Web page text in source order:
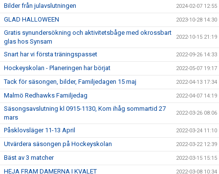
Bilder från julavslutningen 2024-02-07 12:55
GLAD HALLOWEEN 2023-10-28 14:30
Gratis synundersökning och aktivitetsbåge med okrossbart
glas hos Synsam
2022-10-15 21:19
Snart har vi första träningspasset 2022-09-26 14:33
Hockeyskolan - Planeringen har börjat 2022-05-07 19:17
Tack för säsongen, bilder, Familjedagen 15 maj 2022-04-13 17:34
Malmö Redhawks Familjedag 2022-04-07 14:19
Säsongsavslutning kl 0915-1130, Kom ihåg sommartid 27
mars
2022-03-26 08:06
Påsklovsläger 11-13 April 2022-03-24 11:10
Utvärdera säsongen på Hockeyskolan 2022-03-22 12:39
Bäst av 3 matcher 2022-03-15 15:15
HEJA FRAM DAMERNA I KVALET 2022-03-08 10:34